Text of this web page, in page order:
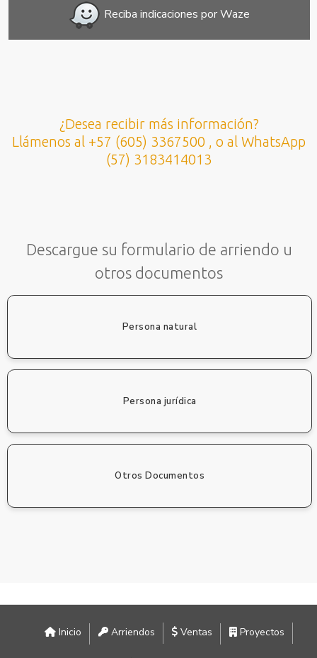
Reciba indicaciones por Waze
¿Desea recibir más información?
Llámenos al +57 (605) 3367500 , o al WhatsApp
(57) 3183414013
Descargue su formulario de arriendo u
otros documentos
Persona natural
Persona jurídica
Otros Documentos
Inicio Arriendos Ventas Proyectos